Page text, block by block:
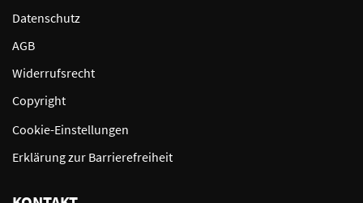
Datenschutz
AGB
Widerrufsrecht
Copyright
Cookie-Einstellungen
Erklärung zur Barrierefreiheit